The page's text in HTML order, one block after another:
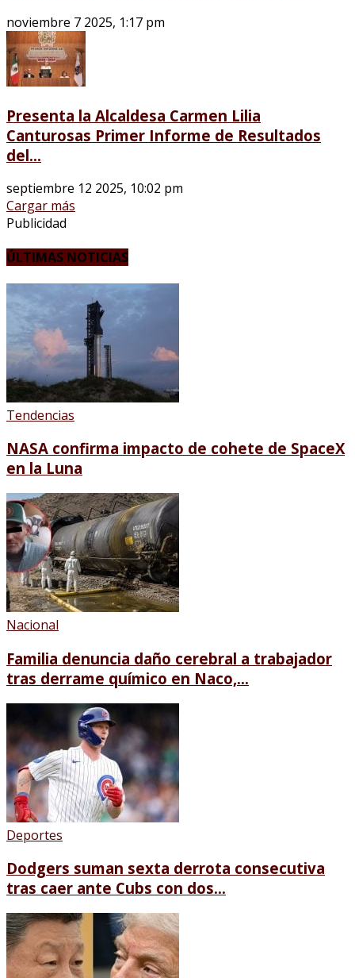
noviembre 7 2025, 1:17 pm
Presenta la Alcaldesa Carmen Lilia
Canturosas Primer Informe de Resultados
del...
septiembre 12 2025, 10:02 pm
Cargar más
Publicidad
ÚLTIMAS NOTICIAS
Tendencias
NASA confirma impacto de cohete de SpaceX
en la Luna
Nacional
Familia denuncia daño cerebral a trabajador
tras derrame químico en Naco,...
Deportes
Dodgers suman sexta derrota consecutiva
tras caer ante Cubs con dos...